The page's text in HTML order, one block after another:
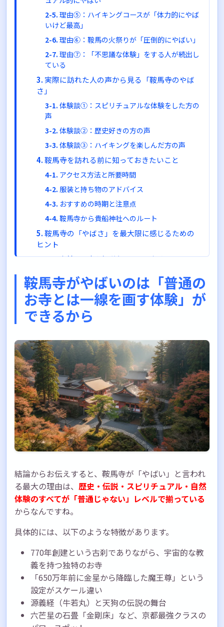
理由⑤：ハイキングコースが「体力的にやば
いけど最高」
理由⑥：鞍馬の火祭りが「圧倒的にやばい」
理由⑦：「不思議な体験」をする人が続出し
ている
実際に訪れた人の声から見る「鞍馬寺のやば
さ」
体験談①：スピリチュアルな体験をした方の
声
体験談②：歴史好きの方の声
体験談③：ハイキングを楽しんだ方の声
鞍馬寺を訪れる前に知っておきたいこと
アクセス方法と所要時間
服装と持ち物のアドバイス
おすすめの時期と注意点
鞍馬寺から貴船神社へのルート
鞍馬寺の「やばさ」を最大限に感じるための
ヒント
事前に歴史や伝説を予習しておく
山道を歩きながら「気」を感じてみる
貴船神社とセットで訪れる
まとめ：鞍馬寺は「良い意味でやばい」京都
鞍馬寺への一歩を踏み出してみませんか？
鞍馬寺がやばいのは「普通の
お寺とは一線を画す体験」が
できるから
結論からお伝えすると、鞍馬寺が「やばい」と言われ
る最大の理由は、 歴史・伝説・スピリチュアル・自然
体験のすべてが「普通じゃない」レベルで揃っている
からなんですね。
具体的には、以下のような特徴があります。
770年創建という古刹でありながら、宇宙的な教
義を持つ独特のお寺
「650万年前に金星から降臨した魔王尊」という
設定がスケール違い
源義経（牛若丸）と天狗の伝説の舞台
六芒星の石畳「金剛床」など、京都最強クラスの